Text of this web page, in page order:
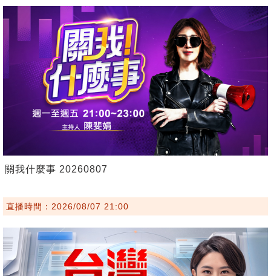
關我什麼事 20260807
直播時間：2026/08/07 21:00